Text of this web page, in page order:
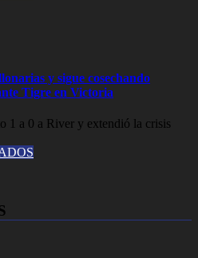
y sigue cosechando
Tigre en Victoria
1 a 0 a River y extendió la crisis